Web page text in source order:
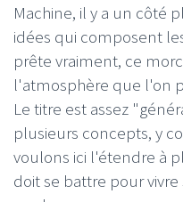
Machine, il y a un côté
idées qui composent
prête vraiment, ce
l'atmosphère que l'on
Le titre est assez
plusieurs concepts, y
voulons ici l'étendre à
doit se battre pour